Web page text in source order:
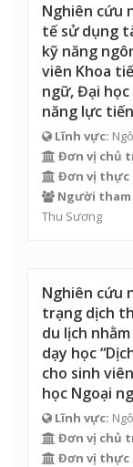
Nghiên cứu
tế sử dụng
kỹ năng
viên Khoa
ngữ, Đại
năng lực
Lĩnh vực:
Đơn vị chủ
Đơn vị thực
Người tham
Thu Sương
Nghiên cứu
trạng dịch
du lịch
dạy học
cho sinh
học Ngoại
Lĩnh vực:
Đơn vị chủ
Đơn vị thực